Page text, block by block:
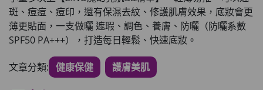
斑、痘痘、痘印，還有保濕去紋、修護肌膚效果， 底妝會更
薄更貼面 ，一支做曬 遮瑕、調色、養膚、防曬（防曬系數
SPF50 PA+++），打造每日輕鬆、快速底妝。
文章分類: 健康保健 護膚美肌